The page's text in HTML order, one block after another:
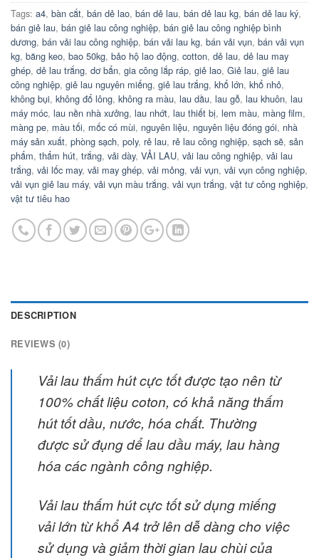
Tags: a4, bàn cắt, bán dẻ lao, bán dẻ lau, bán dẻ lau kg, bán dẻ lau ký,
bán giẻ lau, bán giẻ lau công nghiệp, bán giẻ lau công nghiệp bình
dương, bán vải lau công nghiệp, bán vải lau kg, bán vải vụn, bán vải vụn
kg, băng keo, bao 50kg, bảo hộ lao động, cotton, dẻ lau, dẻ lau may
ghép, dẻ lau trắng, dơ bẩn, gia công lắp ráp, giẻ lao, Giẻ lau, giẻ lau
công nghiệp, giẻ lau nguyên miếng, giẻ lau trắng, khổ lớn, khổ nhỏ,
không bụi, không đổ lông, không ra màu, lau dầu, lau gỗ, lau khuôn, lau
máy móc, lau nền nhà xưởng, lau nhớt, lau thiết bị, lem màu, màng film,
màng pe, màu tối, mốc có mùi, nguyên liệu, nguyên liệu đóng gói, nhà
máy sản xuất, phòng sạch, poly, rẻ lau, rẻ lau công nghiệp, sạch sẽ, sản
phẩm, thẩm hút, trắng, vải dày, VẢI LAU, vải lau công nghiệp, vải lau
trắng, vải lốc may, vải may ghép, vải mỏng, vải vụn, vải vụn công nghiệp,
vải vụn giẻ lau máy, vải vụn màu trắng, vải vụn trắng, vật tư công nghiệp,
vật tư tiêu hao
DESCRIPTION
REVIEWS (0)
Vải lau thấm hút cực tốt được tạo nên từ
100% chất liệu coton, có khả năng thấm
hút tốt dầu, nước, hóa chất. Thường
được sử đụng dể lau dầu máy, lau hàng
hóa các ngành công nghiệp.
Vải lau thấm hút cực tốt sử dụng miếng
vải lớn từ khổ A4 trở lên dễ dàng cho việc
sử dụng và giảm thời gian lau chùi của